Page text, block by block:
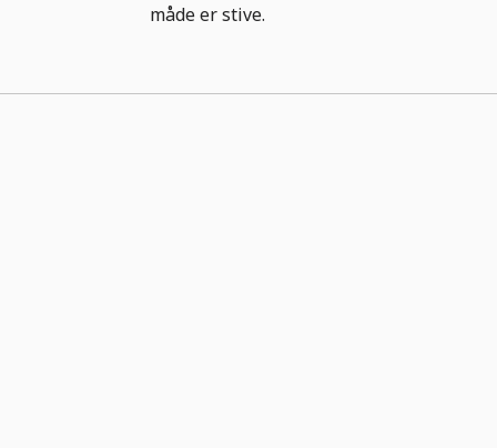
måde er stive.